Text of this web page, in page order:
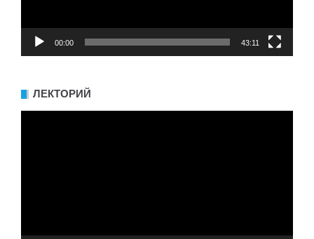
00:00 43:11
ЛЕКТОРИЙ